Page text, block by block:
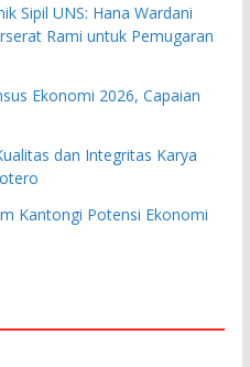
Sipil UNS: Hana Wardani
Rami untuk Pemugaran
Ekonomi 2026, Capaian
dan Integritas Karya
Kantongi Potensi Ekonomi